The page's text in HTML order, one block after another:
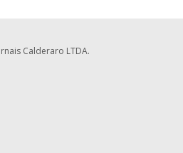
Calderaro LTDA.